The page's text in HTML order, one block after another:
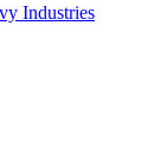
Industries